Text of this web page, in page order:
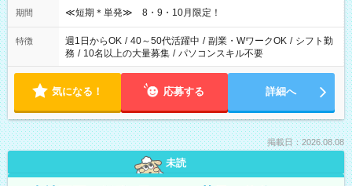
期間 ≪短期＊単発≫ 8・9・10月限定！
特徴 週1日からOK / 40～50代活躍中 / 副業・WワークOK / シフト勤
務 / 10名以上の大量募集 / パソコンスキル不要
気になる！ 応募する 詳細へ
掲載日：2026.08.08
未読